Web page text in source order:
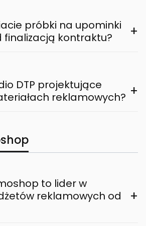
próbki na upominki
finalizacją kontraktu?
+
DTP projektujące
reklamowych? +
to lider w
reklamowych od
+